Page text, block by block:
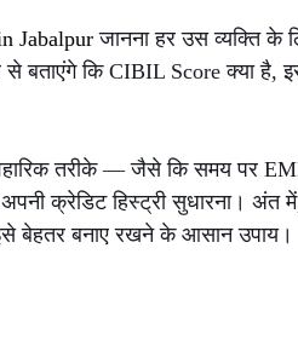
Jabalpur जानना हर उस व्यक्ति के
से बताएंगे कि CIBIL Score क्या
तरीके — जैसे कि समय पर
क्रेडिट हिस्ट्री सुधारना।
बेहतर बनाए रखने के आसान उपाय।